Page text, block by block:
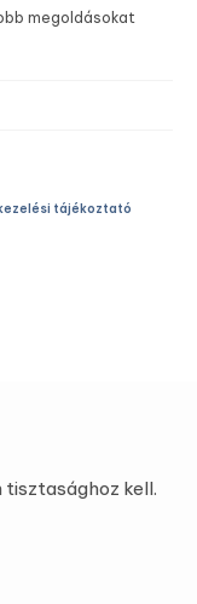
megoldásokat
tájékoztató
tisztasághoz kell.